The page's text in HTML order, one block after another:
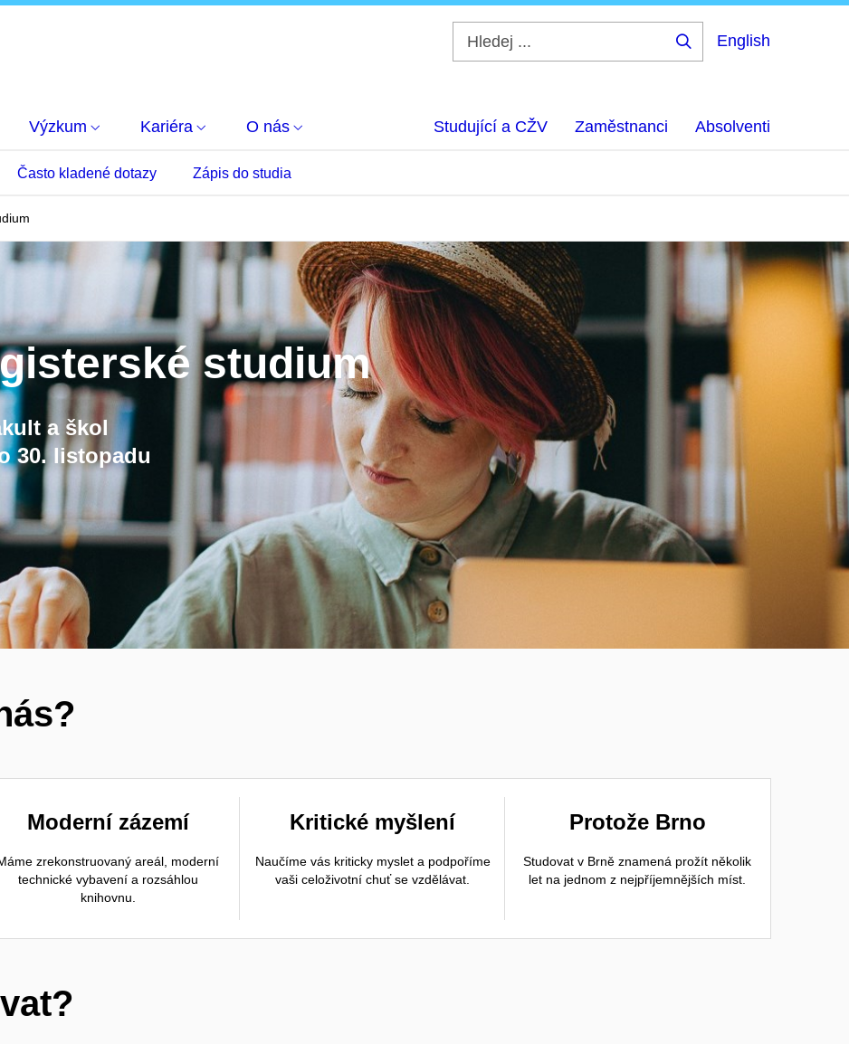
English
Výzkum Kariéra O nás Studující a CŽV Zaměstnanci Absolventi
Často kladené dotazy Zápis do studia
studium
a škol
30. listopadu
Moderní zázemí
zrekonstruovaný areál, moderní
technické vybavení a rozsáhlou
knihovnu.
Kritické myšlení
Naučíme vás kriticky myslet a podpoříme
vaši celoživotní chuť se vzdělávat.
Protože Brno
Studovat v Brně znamená prožít několik
let na jednom z nejpříjemnějších míst.